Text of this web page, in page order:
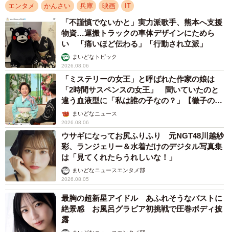
エンタメ かんさい 兵庫 映画 IT
「不謹慎でないかと」実力派歌手、熊本へ支援
物資…運搬トラックの車体デザインにためら
い 「痛いほど伝わる」「行動され立派」
まいどなトピック
2026.08.06
「ミステリーの女王」と呼ばれた作家の娘は
「2時間サスペンスの女王」 聞いていたのと
違う血液型に「私は誰の子なの？」【徹子の部
屋】まいどなニュース
2026.08.06
ウサギになってお尻ふりふり 元NGT48川越紗
彩、ランジェリー＆水着だけのデジタル写真集
は「見てくれたらうれしいな！」
まいどなニュースエンタメ部
2026.08.05
最胸の超新星アイドル あふれそうなバストに
絶景感 お風呂グラビア初挑戦で圧巻ボディ披
露